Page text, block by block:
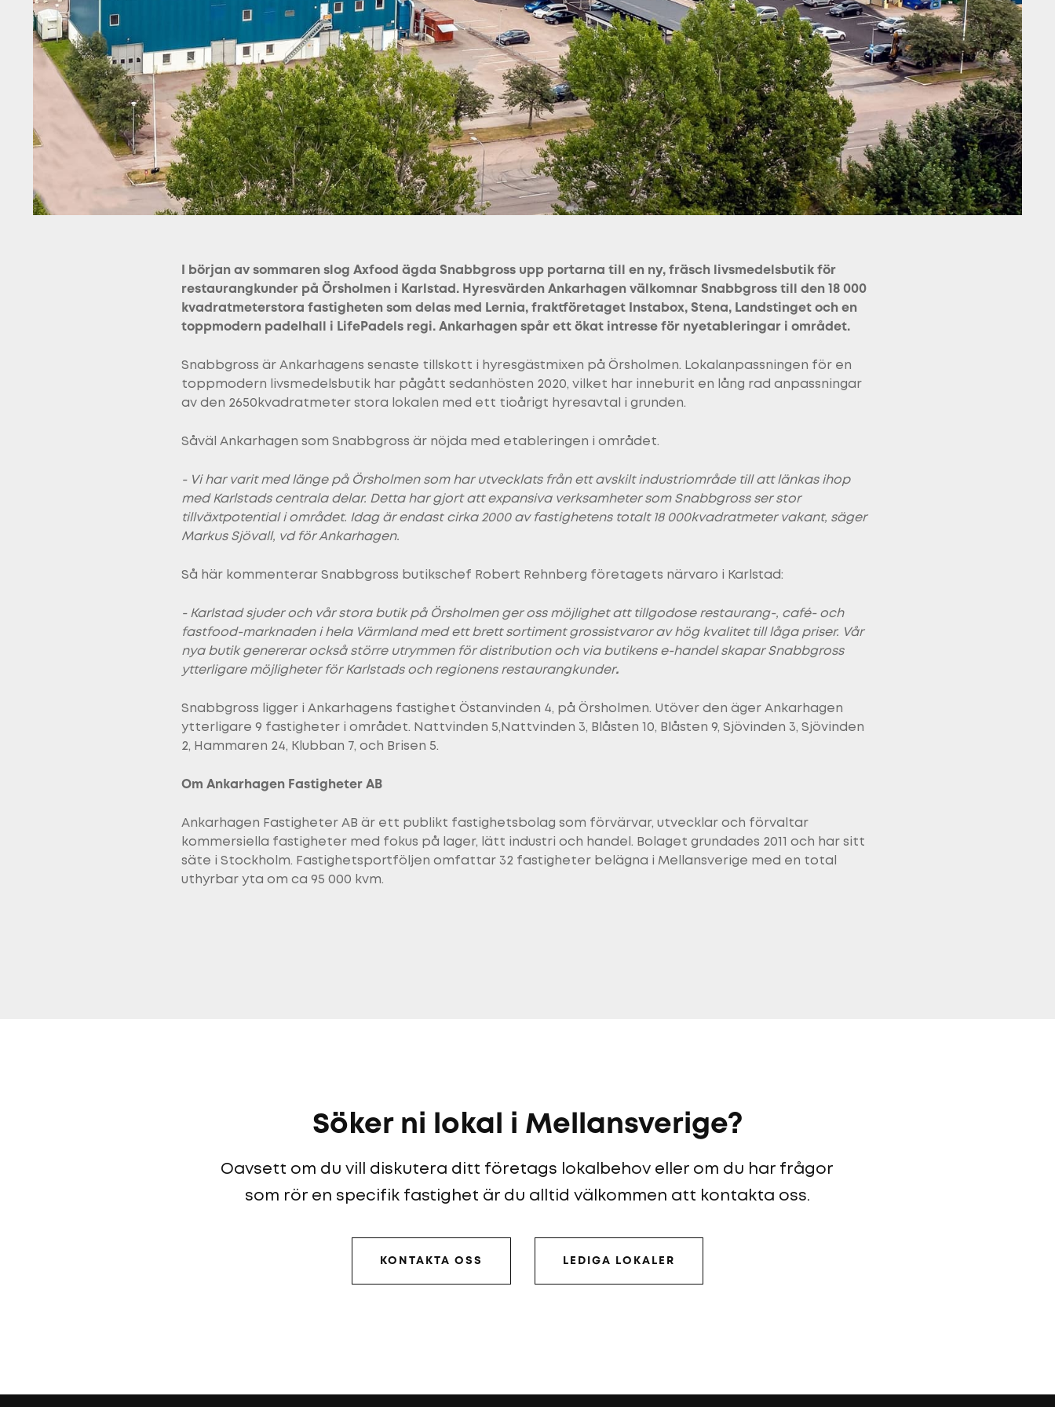
I början av sommaren slog Axfood ägda Snabbgross upp portarna till en ny, fräsch livsmedelsbutik för
restaurangkunder på Örsholmen i Karlstad. Hyresvärden Ankarhagen välkomnar Snabbgross till den 18 000
kvadratmeterstora fastigheten som delas med Lernia, fraktföretaget Instabox, Stena, Landstinget och en
toppmodern padelhall i LifePadels regi. Ankarhagen spår ett ökat intresse för nyetableringar i området.
Snabbgross är Ankarhagens senaste tillskott i hyresgästmixen på Örsholmen. Lokalanpassningen för en
toppmodern livsmedelsbutik har pågått sedanhösten 2020, vilket har inneburit en lång rad anpassningar
av den 2650kvadratmeter stora lokalen med ett tioårigt hyresavtal i grunden.
Såväl Ankarhagen som Snabbgross är nöjda med etableringen i området.
- Vi har varit med länge på Örsholmen som har utvecklats från ett avskilt industriområde till att länkas ihop
med Karlstads centrala delar. Detta har gjort att expansiva verksamheter som Snabbgross ser stor
tillväxtpotential i området. Idag är endast cirka 2000 av fastighetens totalt 18 000kvadratmeter vakant, säger
Markus Sjövall, vd för Ankarhagen.
Så här kommenterar Snabbgross butikschef Robert Rehnberg företagets närvaro i Karlstad:
- Karlstad sjuder och vår stora butik på Örsholmen ger oss möjlighet att tillgodose restaurang-, café- och
fastfood-marknaden i hela Värmland med ett brett sortiment grossistvaror av hög kvalitet till låga priser. Vår
nya butik genererar också större utrymmen för distribution och via butikens e-handel skapar Snabbgross
ytterligare möjligheter för Karlstads och regionens restaurangkunder.
Snabbgross ligger i Ankarhagens fastighet Östanvinden 4, på Örsholmen. Utöver den äger Ankarhagen
ytterligare 9 fastigheter i området. Nattvinden 5,Nattvinden 3, Blåsten 10, Blåsten 9, Sjövinden 3, Sjövinden
2, Hammaren 24, Klubban 7, och Brisen 5.
Om Ankarhagen Fastigheter AB
Ankarhagen Fastigheter AB är ett publikt fastighetsbolag som förvärvar, utvecklar och förvaltar
kommersiella fastigheter med fokus på lager, lätt industri och handel. Bolaget grundades 2011 och har sitt
säte i Stockholm. Fastighetsportföljen omfattar 32 fastigheter belägna i Mellansverige med en total
uthyrbar yta om ca 95 000 kvm.
Söker ni lokal i Mellansverige?
Oavsett om du vill diskutera ditt företags lokalbehov eller om du har frågor
som rör en specifik fastighet är du alltid välkommen att kontakta oss.
KONTAKTA OSS LEDIGA LOKALER